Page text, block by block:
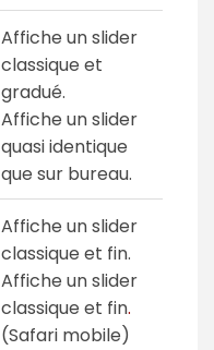
Affiche un slider
classique et
gradué.
Affiche un slider
quasi identique
que sur bureau.
Affiche un slider
classique et fin.
Affiche un slider
classique et fin.
(Safari mobile)